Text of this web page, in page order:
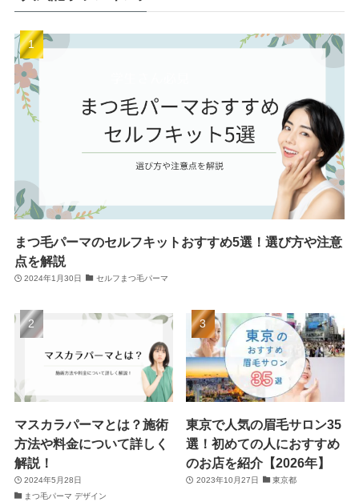
まつ毛パーマのセルフキットおすすめ5選！選び方や注意
点を解説
2024年1月30日 セルフまつ毛パーマ
マスカラパーマとは？施術
方法や料金について詳しく
解説！
2024年5月28日
まつ毛パーマ デザイン
東京で人気の眉毛サロン35
選！初めての人におすすめ
のお店を紹介【2026年】
2023年10月27日 東京都